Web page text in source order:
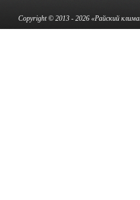
Copyright © 2013 - 2026 «Райский